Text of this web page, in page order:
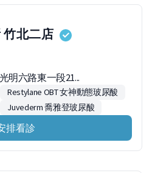
竹北二店
明六路東一段21...
Restylane OBT 女神動態玻尿酸
Juvederm 喬雅登玻尿酸
排看診